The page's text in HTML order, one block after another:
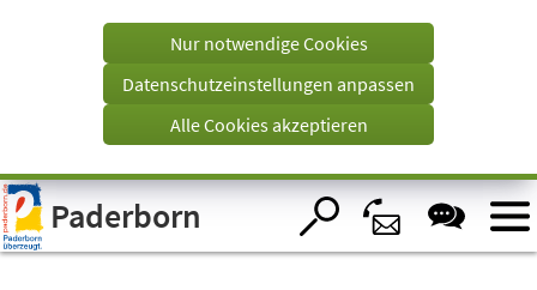
Visuelle
Assistenzsoftware
öffnen.
einem
Tab)
Nur notwendige Cookies
Datenschutzeinstellungen anpassen
Alle Cookies akzeptieren
Paderborn